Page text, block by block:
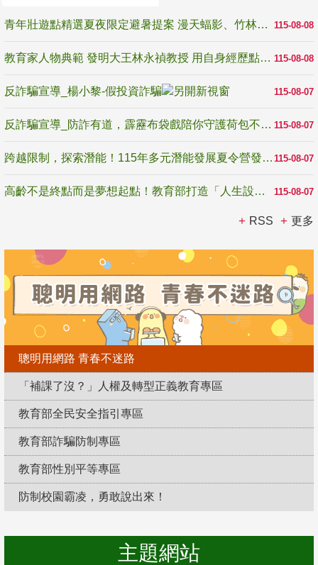
115-08-08
青年壯遊點精選夏夜限定避暑提案 漫天蝠影、竹林尋蛙、茶香夜觀 邀青年暮色出發
115-08-08
教育家人物典範 發明大王林永禎教授 用自身經歷點亮學生的路
115-08-07
反詐騙宣導_楊小黎-假投資詐騙
115-08-07
反詐騙宣導_防詐有道，霹靂布袋戲陪你守護荷包不受騙
115-08-07
跨越限制，探索潛能！115年多元潛能發展夏令營發掘生命無限可能
115-08-07
高齡不是終點而是夢想起點！教育部打造「人生設計夢工場」 參展第3屆高齡健康產業博覽會
RSS 更多
聰明用網路 青春不迷路
「補課了沒？」人權及轉型正義教育專區
教育部全民安全指引專區
教育部詐騙防制專區
教育部性別平等專區
防制校園霸凌，勇敢說出來！
主題網站